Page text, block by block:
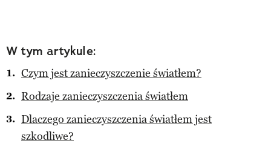
W tym artykule:
Czym jest zanieczyszczenie światłem?
Rodzaje zanieczyszczenia światłem
Dlaczego zanieczyszczenia światłem jest
szkodliwe?